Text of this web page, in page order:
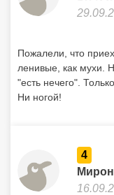
Пожалели, что
ленивые, как мухи.
"есть нечего".
Ни ногой!
4
Мирон